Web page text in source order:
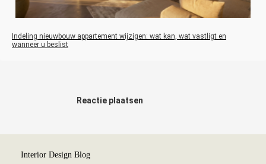
Indeling nieuwbouw appartement wijzigen: wat kan, wat vastligt en
wanneer u beslist
Reactie plaatsen
Interior Design Blog